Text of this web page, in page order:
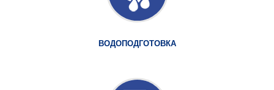
ВОДОПОДГОТОВКА